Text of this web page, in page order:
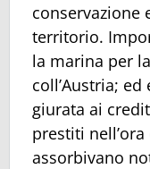
conservazione
territorio.
la marina per
coll’Austria;
giurata ai
prestiti
assorbivano